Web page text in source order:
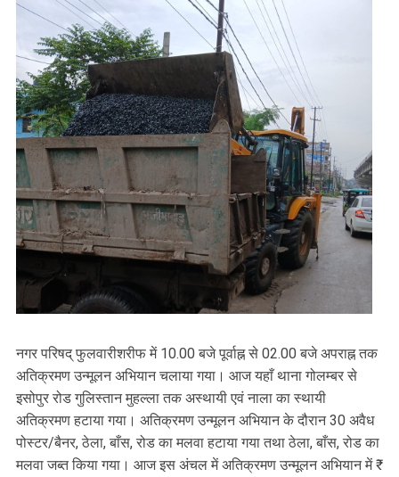
नगर परिषद् फुलवारीशरीफ में 10.00 बजे पूर्वाह्न से 02.00 बजे अपराह्न तक
अतिक्रमण उन्मूलन अभियान चलाया गया। आज यहाँ थाना गोलम्बर से
इसोपुर रोड गुलिस्तान मुहल्ला तक अस्थायी एवं नाला का स्थायी
अतिक्रमण हटाया गया। अतिक्रमण उन्मूलन अभियान के दौरान 30 अवैध
पोस्टर/बैनर, ठेला, बाँस, रोड का मलवा हटाया गया तथा ठेला, बाँस, रोड का
मलवा जब्त किया गया। आज इस अंचल में अतिक्रमण उन्मूलन अभियान में ₹